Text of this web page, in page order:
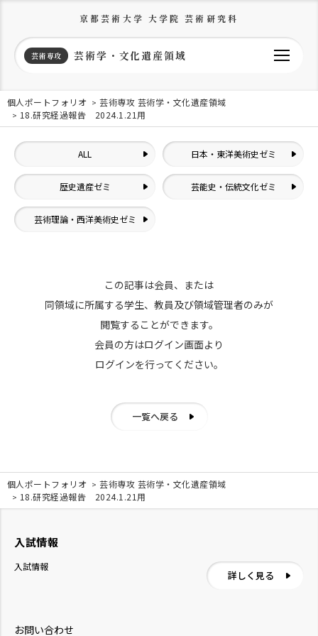
京都芸術大学 大学院 芸術研究科
芸術専攻 芸術学・文化遺産領域
個人ポートフォリオ
芸術専攻 芸術学・文化遺産領域
18.研究経過報告 2024.1.21用
ALL 日本・東洋美術史ゼミ
歴史遺産ゼミ 芸能史・伝統文化ゼミ
芸術理論・西洋美術史ゼミ
この記事は会員、または
同領域に所属する学生、教員及び領域管理者のみが
閲覧することができます。
会員の方はログイン画面より
ログインを行ってください。
一覧へ戻る
個人ポートフォリオ
芸術専攻 芸術学・文化遺産領域
18.研究経過報告 2024.1.21用
お問い合わせ
入試情報
入試情報
詳しく見る